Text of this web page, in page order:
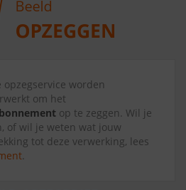
worden
om het
op te zeggen. Wil je
of wil je weten wat jouw
tot deze verwerking, lees
.